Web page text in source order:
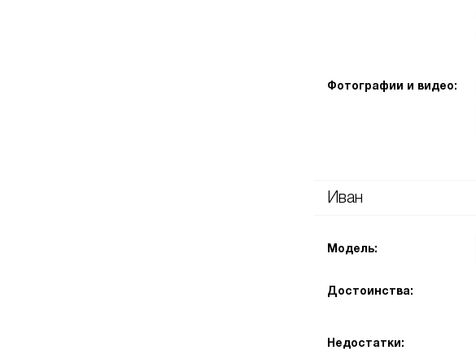
Фотографии и видео:
Иван
Модель:
Достоинства:
Недостатки: